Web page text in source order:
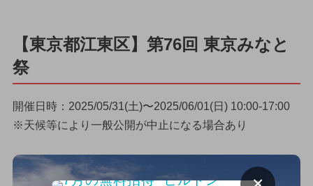
【東京都江東区】第76回 東京みなと
祭
開催日時：2025/05/31(土)〜2025/06/01(日) 10:00-17:00
※天候等により一般公開が中止になる場合あり